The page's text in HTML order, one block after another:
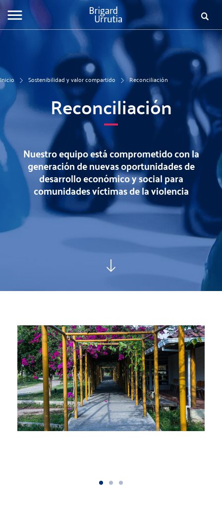
Pasar
contenido
principal
de
Buscar
Inicio Sostenibilidad y valor compartido Reconciliación
Reconciliación
Nuestro equipo está comprometido con la
generación de nuevas oportunidades de
desarrollo económico y social para
comunidades víctimas de la violencia